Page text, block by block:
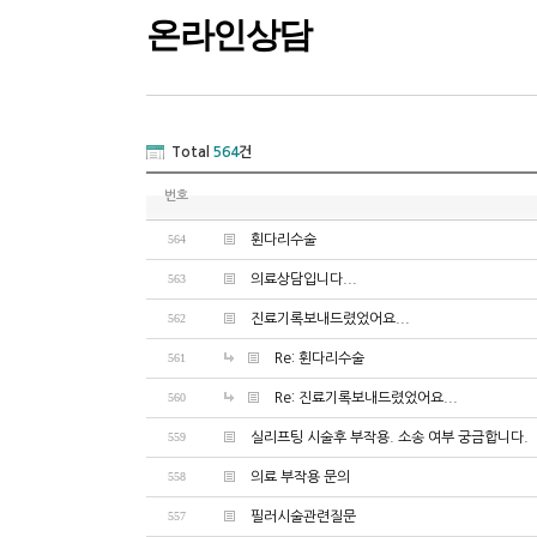
온라인상담
Total 564건
번호
564 휜다리수술
563 의료상담입니다...
562 진료기록보내드렸었어요...
561 Re: 휜다리수술
560 Re: 진료기록보내드렸었어요...
559 실리프팅 시술후 부작용. 소송 여부 궁금합니다.
558 의료 부작용 문의
557 필러시술관련질문